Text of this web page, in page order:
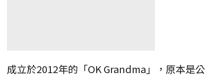
成立於2012年的「OK Grandma」，原本是公